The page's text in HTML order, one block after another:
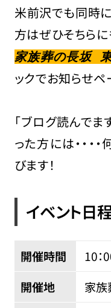
米前沢でも同時
方はぜひそちらに
家族葬の長坂
ックでお知らせペ
「ブログ読んでま
った方には・・・
びます！
イベント日
開催時間
10：
開催地
家族